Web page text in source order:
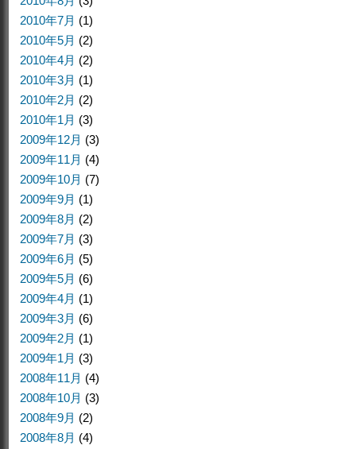
2010年7月 (1)
2010年5月 (2)
2010年4月 (2)
2010年3月 (1)
2010年2月 (2)
2010年1月 (3)
2009年12月 (3)
2009年11月 (4)
2009年10月 (7)
2009年9月 (1)
2009年8月 (2)
2009年7月 (3)
2009年6月 (5)
2009年5月 (6)
2009年4月 (1)
2009年3月 (6)
2009年2月 (1)
2009年1月 (3)
2008年11月 (4)
2008年10月 (3)
2008年9月 (2)
2008年8月 (4)